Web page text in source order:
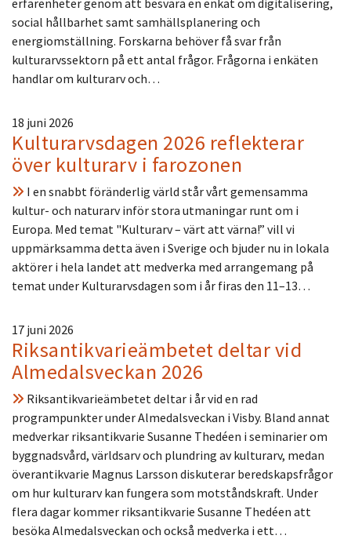
social hållbarhet samt samhällsplanering och
energiomställning. Forskarna behöver få svar från
kulturarvssektorn på ett antal frågor. Frågorna i enkäten
handlar om kulturarv och…
18 juni 2026
Kulturarvsdagen 2026 reflekterar
över kulturarv i farozonen
I en snabbt föränderlig värld står vårt gemensamma
kultur- och naturarv inför stora utmaningar runt om i
Europa. Med temat "Kulturarv – värt att värna!” vill vi
uppmärksamma detta även i Sverige och bjuder nu in lokala
aktörer i hela landet att medverka med arrangemang på
temat under Kulturarvsdagen som i år firas den 11–13…
17 juni 2026
Riksantikvarieämbetet deltar vid
Almedalsveckan 2026
Riksantikvarieämbetet deltar i år vid en rad
programpunkter under Almedalsveckan i Visby. Bland annat
medverkar riksantikvarie Susanne Thedéen i seminarier om
byggnadsvård, världsarv och plundring av kulturarv, medan
överantikvarie Magnus Larsson diskuterar beredskapsfrågor
om hur kulturarv kan fungera som motståndskraft. Under
flera dagar kommer riksantikvarie Susanne Thedéen att
besöka Almedalsveckan och också medverka i ett…